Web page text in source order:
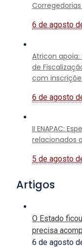
6 de agosto
Atricon apoia:
de
com
6 de agosto
II ENAPAC:
relacionados
5 de agosto
Artigos
O Estado
precisa
6 de agosto